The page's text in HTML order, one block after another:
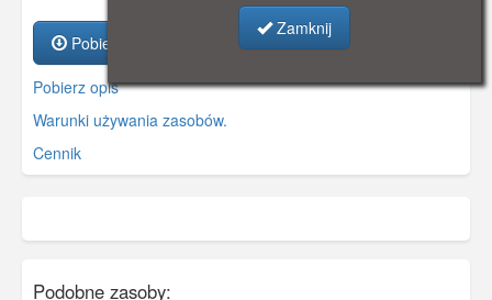
Pobierz zasób
Pobierz opis
Warunki używania zasobów.
Cennik
Podobne zasoby:
Zamknij